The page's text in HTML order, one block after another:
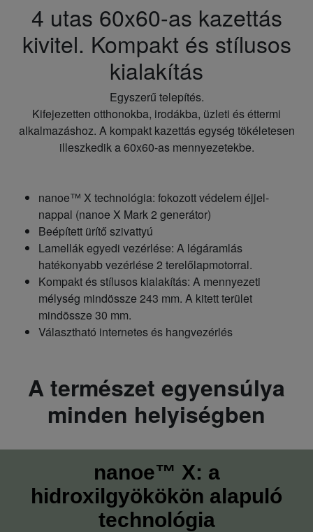
4 utas 60x60-as kazettás
kivitel. Kompakt és stílusos
kialakítás
Egyszerű telepítés.
Kifejezetten otthonokba, irodákba, üzleti és éttermi
alkalmazáshoz. A kompakt kazettás egység tökéletesen
illeszkedik a 60x60-as mennyezetekbe.
nanoe™ X technológia: fokozott védelem éjjel-
nappal (nanoe X Mark 2 generátor)
Beépített ürítő szivattyú
Lamellák egyedi vezérlése: A légáramlás
hatékonyabb vezérlése 2 terelőlapmotorral.
Kompakt és stílusos kialakítás: A mennyezeti
mélység mindössze 243 mm. A kitett terület
mindössze 30 mm.
Választható internetes és hangvezérlés
A természet egyensúlya
minden helyiségben
nanoe™ X: a
hidroxilgyökökön alapuló
technológia